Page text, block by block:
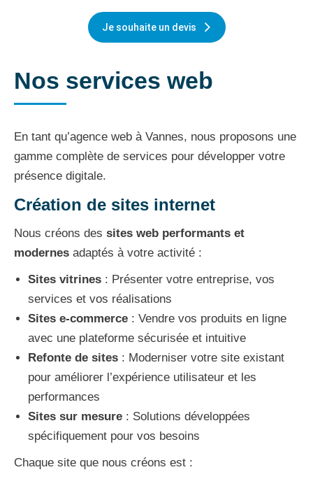
Je souhaite un devis
Nos services web
En tant qu’agence web à Vannes, nous proposons une
gamme complète de services pour développer votre
présence digitale.
Création de sites internet
Nous créons des sites web performants et
modernes adaptés à votre activité :
Sites vitrines : Présenter votre entreprise, vos
services et vos réalisations
Sites e-commerce : Vendre vos produits en ligne
avec une plateforme sécurisée et intuitive
Refonte de sites : Moderniser votre site existant
pour améliorer l’expérience utilisateur et les
performances
Sites sur mesure : Solutions développées
spécifiquement pour vos besoins
Chaque site que nous créons est :